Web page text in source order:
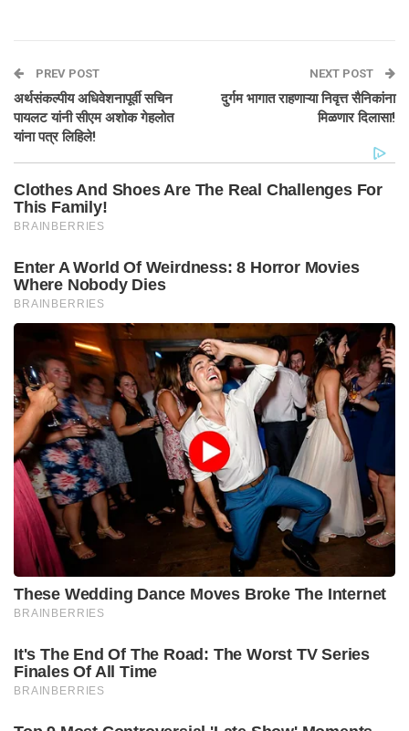
PREV POST
अर्थसंकल्पीय अधिवेशनापूर्वी सचिन
पायलट यांनी सीएम अशोक गेहलोत
यांना पत्र लिहिले!
NEXT POST
दुर्गम भागात राहणाऱ्या निवृत्त सैनिकांना
मिळणार दिलासा!